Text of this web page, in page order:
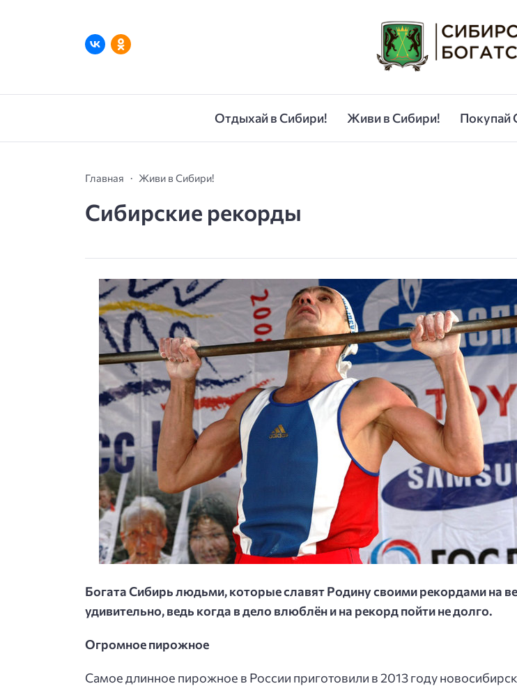
Отдыхай в Сибири! Живи в Сибири! Покупай
Главная Живи в Сибири!
Сибирские рекорды
Богата Сибирь людьми, которые славят Родину своими рекордами на
удивительно, ведь когда в дело влюблён и на рекорд пойти не долго.
Огромное пирожное
Самое длинное пирожное в России приготовили в 2013 году